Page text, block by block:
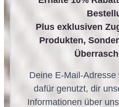
Plus exklusiven
Produkten,
Deine E-Mail-
dafür genutzt, dir
Informationen über